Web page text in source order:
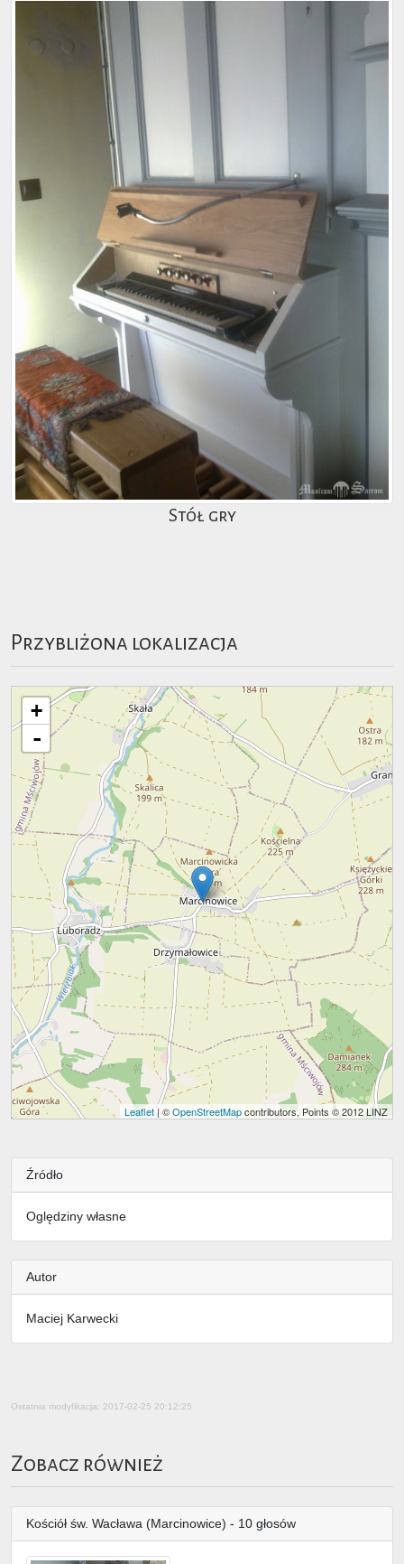
Stół gry
Przybliżona lokalizacja
+
-
Leaflet | ©OpenStreetMapcontributors, Points © 2012 LINZ
Źródło
Oględziny własne
Autor
Maciej Karwecki
Ostatnia modyfikacja: 2017-02-25 20:12:25
Zobacz również
Kościół św. Wacława (Marcinowice) - 10 głosów